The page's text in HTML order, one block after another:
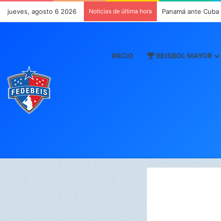
jueves, agosto 6 2026 Noticias de última hora Panamá ante
INICIO BEISBOL MAYOR